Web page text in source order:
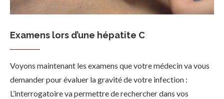
Examens lors d’une hépatite C
Voyons maintenant les examens que votre médecin va vous
demander pour évaluer la gravité de votre infection :
L’interrogatoire va permettre de rechercher dans vos